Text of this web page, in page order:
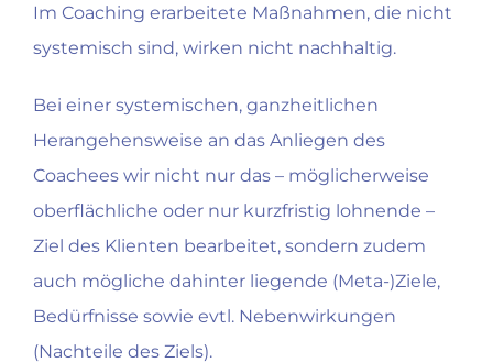
Im Coaching erarbeitete Maßnahmen, die nicht
systemisch sind, wirken nicht nachhaltig.
Bei einer systemischen, ganzheitlichen
Herangehensweise an das Anliegen des
Coachees wir nicht nur das – möglicherweise
oberflächliche oder nur kurzfristig lohnende –
Ziel des Klienten bearbeitet, sondern zudem
auch mögliche dahinter liegende (Meta-)Ziele,
Bedürfnisse sowie evtl. Nebenwirkungen
(Nachteile des Ziels).